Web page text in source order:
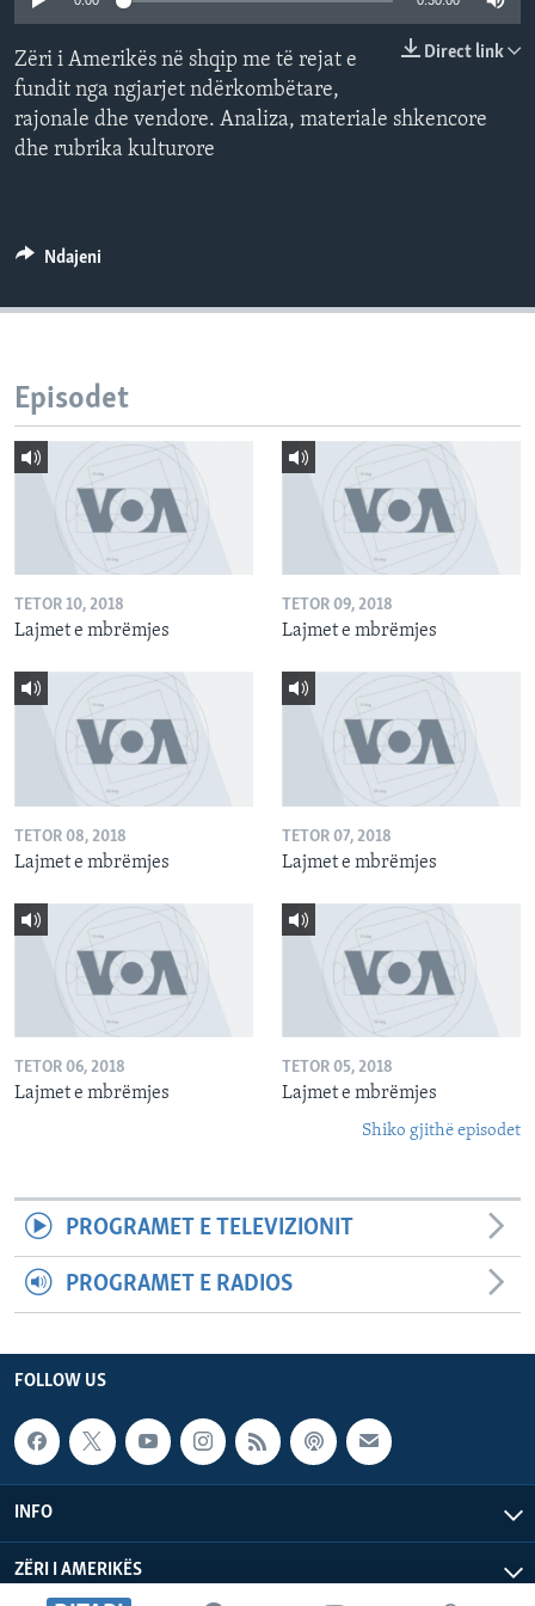
INTERVISTA
DITARI
Direct link
Zëri i Amerikës në shqip me të rejat e
fundit nga ngjarjet ndërkombëtare,
rajonale dhe vendore. Analiza, materiale shkencore
dhe rubrika kulturore
Ndajeni
Episodet
TETOR 10, 2018
Lajmet e mbrëmjes
TETOR 09, 2018
Lajmet e mbrëmjes
TETOR 08, 2018
Lajmet e mbrëmjes
TETOR 07, 2018
Lajmet e mbrëmjes
TETOR 06, 2018
Lajmet e mbrëmjes
TETOR 05, 2018
Lajmet e mbrëmjes
Shiko gjithë episodet
PROGRAMET E TELEVIZIONIT
PROGRAMET E RADIOS
FOLLOW US
INFO
ZËRI I AMERIKËS